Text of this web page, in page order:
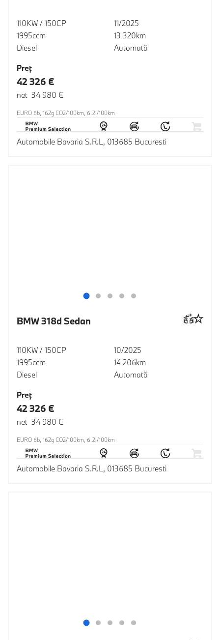
110KW / 150CP
1995ccm
Diesel
11/2025
13 320km
Automată
Preţ
42 326 €
net 34 980 €
EURO 6b, 162g CO2/100km, 6.2l/100km
Automobile Bavaria S.R.L, 013685 Bucuresti
BMW 318d Sedan
110KW / 150CP
1995ccm
Diesel
10/2025
14 206km
Automată
Preţ
42 326 €
net 34 980 €
EURO 6b, 162g CO2/100km, 6.2l/100km
Automobile Bavaria S.R.L, 013685 Bucuresti